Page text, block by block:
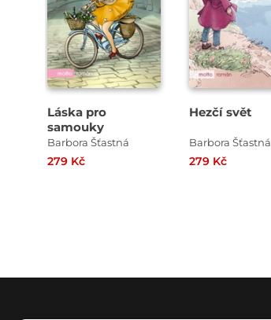
Láska pro
samouky
Barbora Šťastná
279 Kč
Hezčí svět
Barbora Šťastná
279 Kč